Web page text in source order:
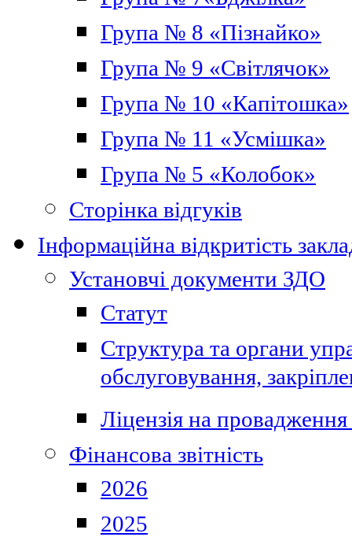
Група № 8 «Пізнайко»
Група № 9 «Світлячок»
Група № 10 «Капітошка»
Група № 11 «Усмішка»
Група № 5 «Колобок»
Сторінка відгуків
Інформаційна відкритість
Установчі документи ЗДО
Статут
Структура та органи
обслуговування,
Ліцензія на провадження
Фінансова звітність
2026
2025